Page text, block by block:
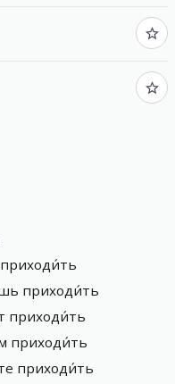
приходи́ть
приходи́ть
приходи́ть
приходи́ть
приходи́ть